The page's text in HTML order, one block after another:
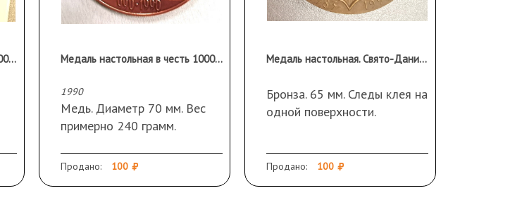
Медаль настольная в честь 1000-летия Крещения Руси Медаль настольная в честь 1000-летия крещения Владимиро- Суздальской земли
1990
Медь. Диаметр 70 мм. Вес
примерно 240 грамм.
Продано: 100
Медаль настольная. Свято-Данилов монастырь в Москве
Бронза. 65 мм. Следы клея на
одной поверхности.
Продано: 100